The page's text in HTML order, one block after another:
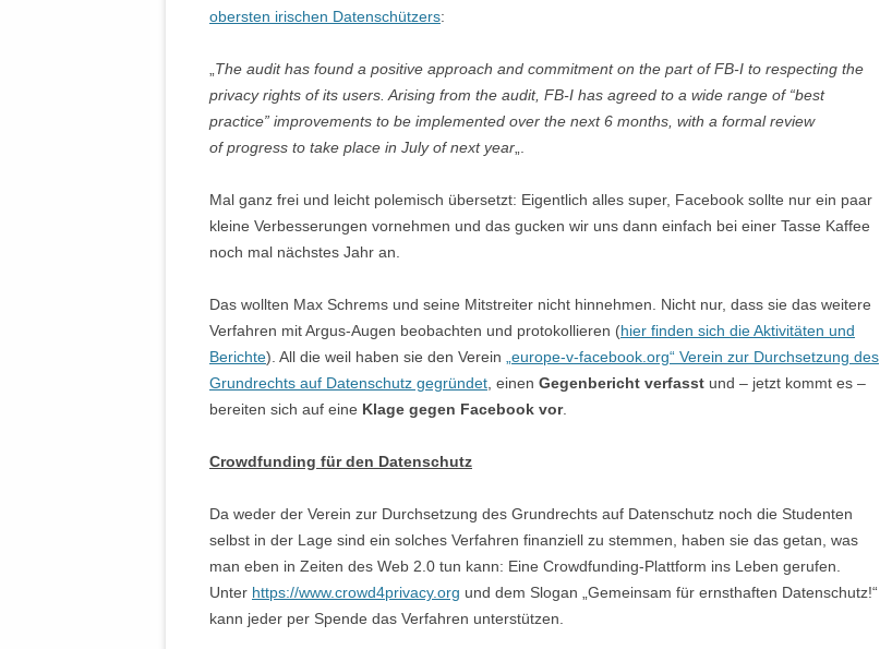
obersten irischen Datenschützers:
The audit has found a positive approach and commitment on the part of FB-I to respecting the
privacy rights of its users. Arising from the audit, FB-I has agreed to a wide range of “best
practice” improvements to be implemented over the next 6 months, with a formal review
of progress to take place in July of next year
Mal ganz frei und leicht polemisch übersetzt: Eigentlich alles super, Facebook sollte nur ein paar
kleine Verbesserungen vornehmen und das gucken wir uns dann einfach bei einer Tasse Kaffee
noch mal nächstes Jahr an.
Das wollten Max Schrems und seine Mitstreiter nicht hinnehmen. Nicht nur, dass sie das weitere
Verfahren mit Argus-Augen beobachten und protokollieren (hier finden sich die Aktivitäten und
Berichte). All die weil haben sie den Verein
„europe-v-facebook.org“ Verein zur Durchsetzung des
Grundrechts auf Datenschutz gegründet , einen Gegenbericht verfasst und – jetzt kommt es –
bereiten sich auf eine Klage gegen Facebook vor.
Crowdfunding für den Datenschutz
Da weder der Verein zur Durchsetzung des Grundrechts auf Datenschutz noch die Studenten
selbst in der Lage sind ein solches Verfahren finanziell zu stemmen, haben sie das getan, was
man eben in Zeiten des Web 2.0 tun kann: Eine Crowdfunding-Plattform ins Leben gerufen.
Unter https://www.crowd4privacy.org und dem Slogan „Gemeinsam für ernsthaften Datenschutz!“
kann jeder per Spende das Verfahren unterstützen.